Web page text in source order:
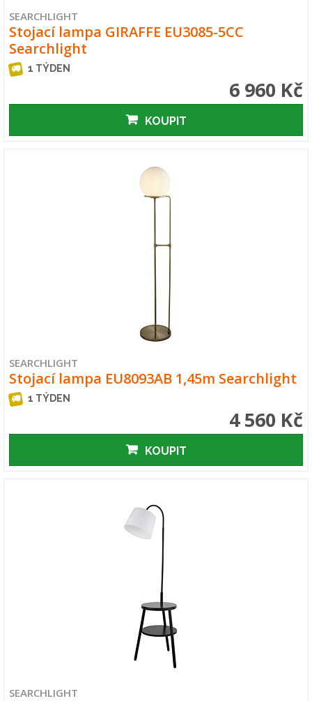
SEARCHLIGHT
Stojací lampa GIRAFFE EU3085-5CC
Searchlight
1 TÝDEN
6 960 Kč
KOUPIT
SEARCHLIGHT
Stojací lampa EU8093AB 1,45m Searchlight
1 TÝDEN
4 560 Kč
KOUPIT
SEARCHLIGHT